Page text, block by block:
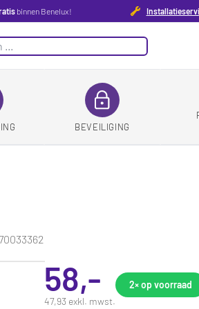
binnen Benelux!
BEVEILIGING
58,-
47,93 exkl. mwst.
2×op voorraad